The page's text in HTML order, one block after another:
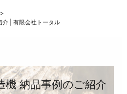
介 | 有限会社トータル
機 納品事例のご紹介